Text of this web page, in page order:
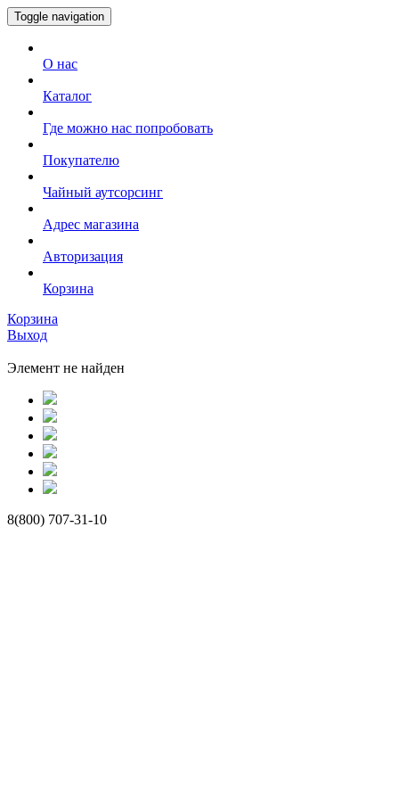
Toggle navigation
О нас
Каталог
Где можно нас попробовать
Покупателю
Чайный аутсорсинг
Адрес магазина
Авторизация
Корзина
Корзина
Выход
Элемент не найден
8(800) 707-31-10